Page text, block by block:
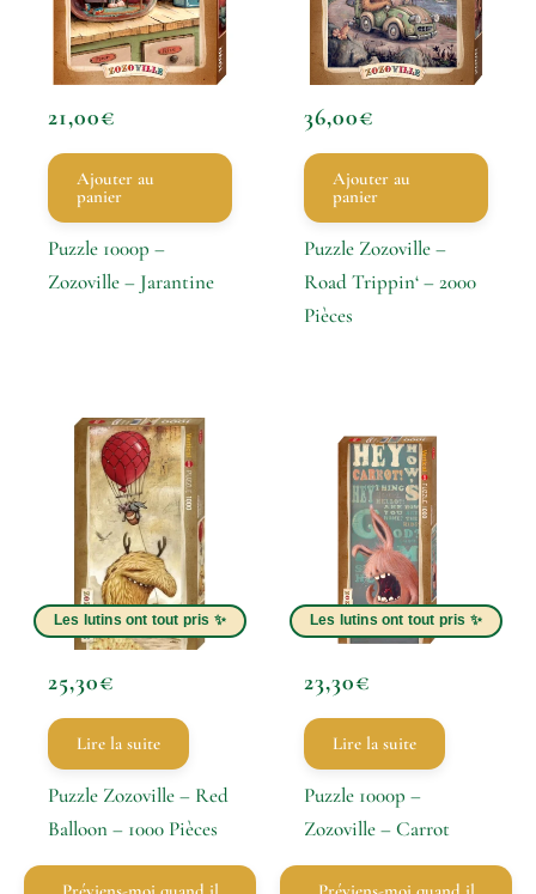
21,00€
Ajouter au
panier
Puzzle 1000p –
Zozoville – Jarantine
36,00€
Ajouter au
panier
Puzzle Zozoville –
Road Trippin‘ – 2000
Pièces
25,30€
Lire la suite
Puzzle Zozoville – Red
Balloon – 1000 Pièces
23,30€
Lire la suite
Puzzle 1000p –
Zozoville – Carrot